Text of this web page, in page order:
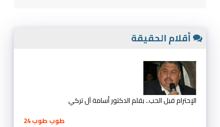
أقلام الحقيقة
الإحترام قبل الحب.. بقلم الدكتور أسامة آل تركي
طوب طوب 24